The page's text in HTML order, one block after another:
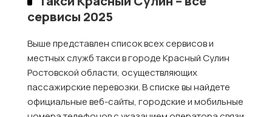
сервисы 2025
Выше представлен список всех сервисов и
местных служб такси в городе Красный Сулин
Ростовской области, осуществляющих
пассажирские перевозки. В списке вы найдете
официальные веб-сайты, городские и мобильные